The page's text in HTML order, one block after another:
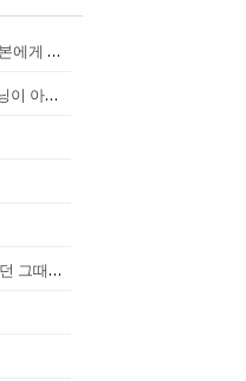
존 F. 케네디 대통령에게 한국의 통치를 일본에게 넘기는걸 반대한 펄벅 ...
게임스탑(gamestop) 사태는 단순한 해프닝이 아니다.
다시는 없을 역사상 전국민이 가장 행복했던 그때.(2002년...한일월드...